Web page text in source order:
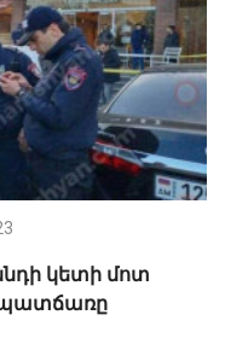
կետի մոտ
պատճառը